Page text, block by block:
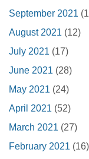
September 2021
August 2021 (12)
July 2021 (17)
June 2021 (28)
May 2021 (24)
April 2021 (52)
March 2021 (27)
February 2021 (16)